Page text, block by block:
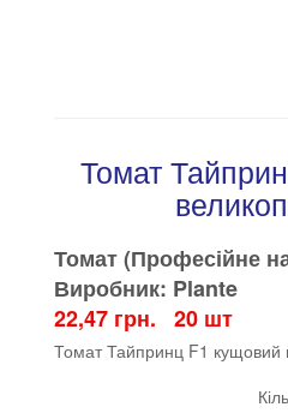
Томат
Томат (Професійне
Виробник: Plante
22,47 грн. 20 шт
Томат Тайпринц F1 кущовий